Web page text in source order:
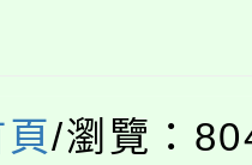
參加。
學年度第
頁/瀏覽：